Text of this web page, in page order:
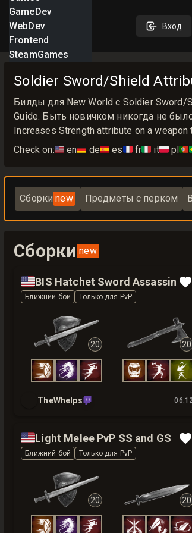
GameDev
WebDev
Frontend
SteamGames
Вход
Soldier Sword/Shield
Билды для New World с Soldier Sword/
Guide. Быть новичком никогда не
Increases Strength attribute on a
Check on:🇺🇸 en🇩🇪 de🇪🇸 es🇫🇷 fr🇮🇹 it🇵🇱 pl
Сборки new Предметы с перком
Сборки new
🇺🇸BIS Hatchet Sword Assassin
Ближний бой Только для PvP
20 20
TheWhelps
🇺🇸Light Melee PvP SS and GS
Ближний бой Только для PvP
20 20